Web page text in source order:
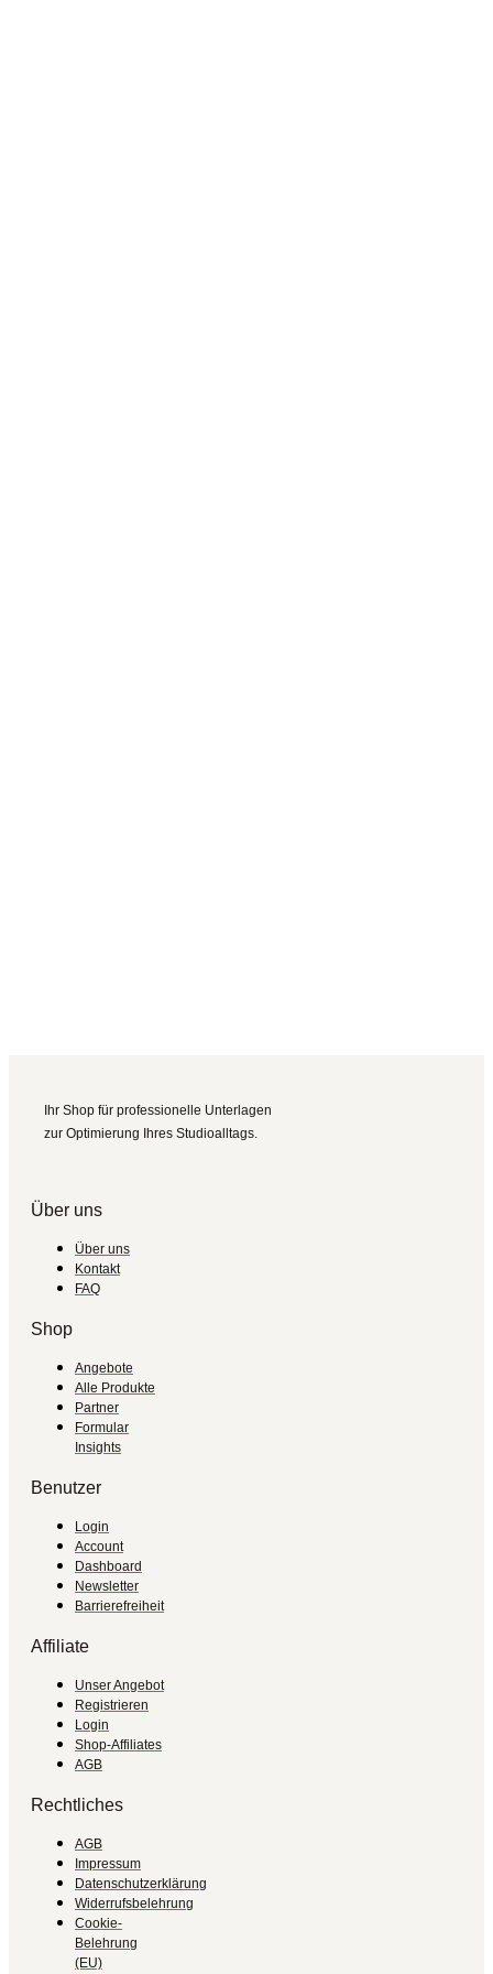
Ihr Shop für professionelle Unterlagen
zur Optimierung Ihres Studioalltags.
Über uns
Über uns
Kontakt
FAQ
Shop
Angebote
Alle Produkte
Partner
Formular
Insights
Benutzer
Login
Account
Dashboard
Newsletter
Barrierefreiheit
Affiliate
Unser Angebot
Registrieren
Login
Shop-Affiliates
AGB
Rechtliches
AGB
Impressum
Datenschutzerklärung
Widerrufsbelehrung
Cookie-
Belehrung
(EU)